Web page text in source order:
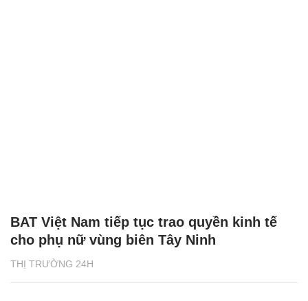
THỊ TRƯỜNG 24H
BAT Việt Nam tiếp tục trao quyền kinh tế
cho phụ nữ vùng biên Tây Ninh